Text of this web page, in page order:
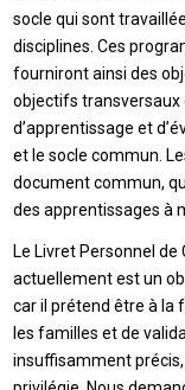
socle qui sont
disciplines. Ces
fourniront ainsi des
objectifs transversaux
d’apprentissage et
et le socle commun.
document commun,
des apprentissages à
Le Livret Personnel de
actuellement est un
car il prétend être à la
les familles et de
insuffisamment